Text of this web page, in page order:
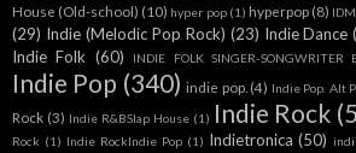
House (Old-school) (10) hyper pop (1) hyperpop (8) IDM
(29) Indie (Melodic Pop Rock) (23) Indie Dance
Indie Folk (60) INDIE FOLK SINGER-
Indie Pop (340) indie pop. (4) Indie Pop. Alt
Rock (3) Indie R&BSlap House (1) Indie Rock
Rock (1) Indie RockIndie Pop (1) Indietronica (50)